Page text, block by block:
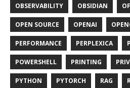
OBSERVABILITY OBSIDIAN
OPEN SOURCE OPENAI
PERFORMANCE PERPLEXICA
POWERSHELL PRINTING
PYTHON PYTORCH RAG